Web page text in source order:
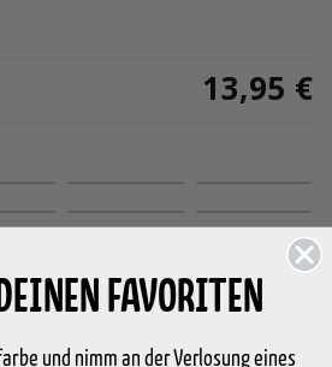
13,95 €
FAVORITEN
und nimm an der Verlosung eines